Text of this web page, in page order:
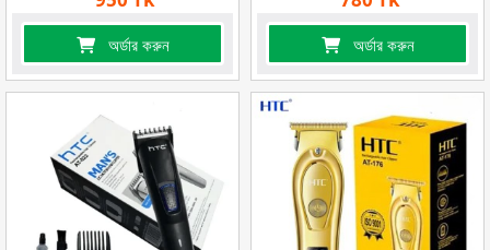
অর্ডার করুন অর্ডার করুন